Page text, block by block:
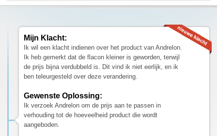
Mijn Klacht:
Ik wil een klacht indienen over het product van Andrelon.
Ik heb gemerkt dat de flacon kleiner is geworden, terwijl
de prijs bijna verdubbeld is. Dit vind ik niet eerlijk, en ik
ben teleurgesteld over deze verandering.
Gewenste Oplossing:
Ik verzoek Andrelon om de prijs aan te passen in
verhouding tot de hoeveelheid product die wordt
aangeboden.